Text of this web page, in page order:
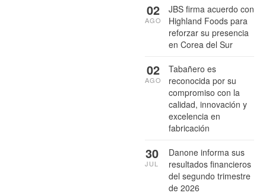
JBS firma acuerdo con
Highland Foods para
reforzar su presencia
en Corea del Sur
02
AGO
Tabañero es
reconocida por su
compromiso con la
calidad, innovación y
excelencia en
fabricación
02
AGO
Danone informa sus
resultados financieros
del segundo trimestre
de 2026
30
JUL